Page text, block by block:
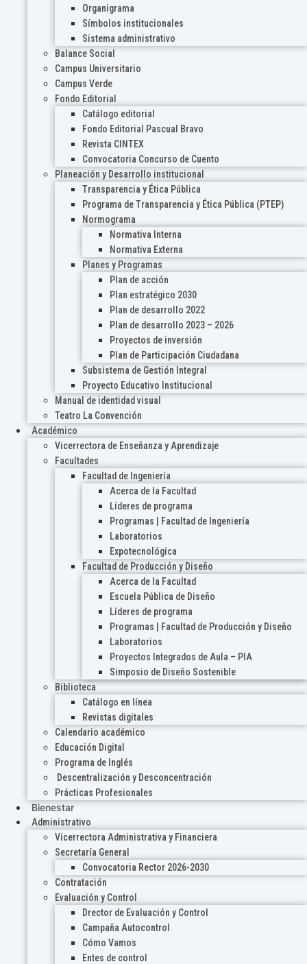
Organigrama
Símbolos institucionales
Sistema administrativo
Balance Social
Campus Universitario
Campus Verde
Fondo Editorial
Catálogo editorial
Fondo Editorial Pascual Bravo
Revista CINTEX
Convocatoria Concurso de Cuento
Planeación y Desarrollo institucional
Transparencia y Ética Pública
Programa de Transparencia y Ética Pública (PTEP)
Normograma
Normativa Interna
Normativa Externa
Planes y Programas
Plan de acción
Plan estratégico 2030
Plan de desarrollo 2022
Plan de desarrollo 2023 – 2026
Proyectos de inversión
Plan de Participación Ciudadana
Subsistema de Gestión Integral
Proyecto Educativo Institucional
Manual de identidad visual
Teatro La Convención
Académico
Vicerrectora de Enseñanza y Aprendizaje
Facultades
Facultad de Ingeniería
Acerca de la Facultad
Líderes de programa
Programas | Facultad de Ingeniería
Laboratorios
Expotecnológica
Facultad de Producción y Diseño
Acerca de la Facultad
Escuela Pública de Diseño
Líderes de programa
Programas | Facultad de Producción y Diseño
Laboratorios
Proyectos Integrados de Aula – PIA
Simposio de Diseño Sostenible
Biblioteca
Catálogo en línea
Revistas digitales
Calendario académico
Educación Digital
Programa de Inglés
Descentralización y Desconcentración
Prácticas Profesionales
Bienestar
Administrativo
Vicerrectora Administrativa y Financiera
Secretaría General
Convocatoria Rector 2026-2030
Contratación
Evaluación y Control
Drector de Evaluación y Control
Campaña Autocontrol
Cómo Vamos
Entes de control